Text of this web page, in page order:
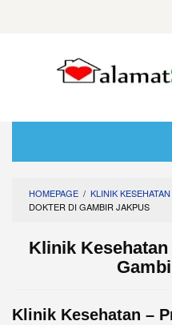
HOMEPAGE / KLINIK KESEHATAN
DOKTER DI GAMBIR JAKPUS
Klinik
Klinik Kesehatan –